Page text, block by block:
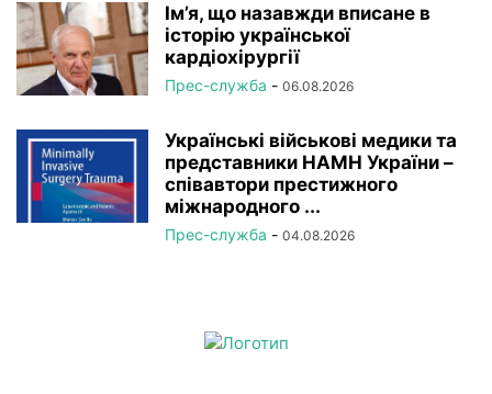
Ім’я, що назавжди вписане в
історію української
кардіохірургії
Прес-служба - 06.08.2026
Українські військові медики та
представники НАМН України –
співавтори престижного
міжнародного ...
Прес-служба - 04.08.2026